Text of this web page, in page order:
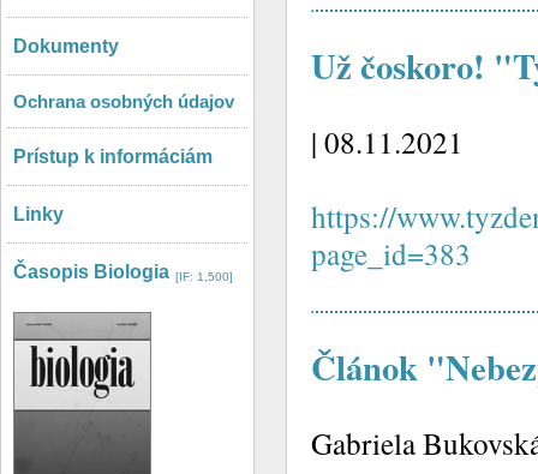
Dokumenty
Ochrana osobných údajov
Prístup k informáciám
Linky
Časopis Biologia [IF: 1,500]
Už čoskoro!
| 08.11.2021
https://
page_id=383
Článok
Gabriela